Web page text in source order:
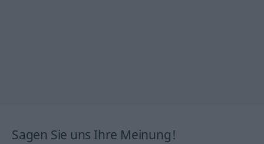
Sagen Sie uns Ihre Meinung!